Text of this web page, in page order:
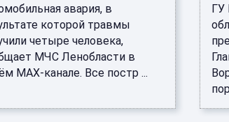
авария, в
которой травмы
четыре человека,
МЧС Ленобласти в
MAX-канале. Все постр ...
ГУ